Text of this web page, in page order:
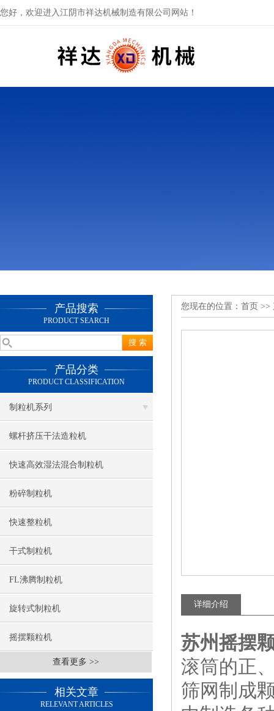
您好，欢迎进入江阴市祥达机械制造有限公司网站！
产品搜索
PRODUCT SEARCH
产品分类
PRODUCT CLASSIFICATION
制粒机系列
螺杆挤压干法造粒机
快速高效湿法混合制粒机
粉碎制粒机
快速整粒机
干式制粒机
FL沸腾制粒机
旋转式制粒机
摇摆颗粒机
查看更多 >>
相关文章
RELEVANT ARTICLES
您现在的位置： 首页 >>
详细介绍
苏州摇摆
滚筒的正
筛网制成